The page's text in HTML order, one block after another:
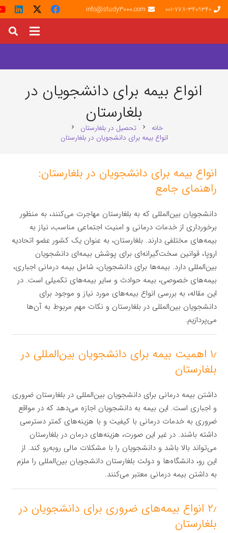
001-778-3409340
info@study3000.com
انواع بیمه برای دانشجویان در
بلغارستان
خانه chevron_right تحصیل در بلغارستان chevron_right
انواع بیمه برای دانشجویان در بلغارستان
انواع بیمه برای دانشجویان در بلغارستان:
راهنمای جامع
دانشجویان بین‌المللی که به بلغارستان مهاجرت می‌کنند، به منظور
برخورداری از خدمات درمانی و امنیت اجتماعی مناسب، نیاز به
بیمه‌های مختلفی دارند. بلغارستان، به عنوان یک کشور عضو اتحادیه
اروپا، قوانین سخت‌گیرانه‌ای برای پوشش بیمه‌ای دانشجویان
بین‌المللی دارد. بیمه‌ها برای دانشجویان، شامل بیمه درمانی اجباری،
بیمه‌های خصوصی، بیمه حوادث و سایر بیمه‌های تکمیلی است. در
این مقاله، به بررسی انواع بیمه‌های مورد نیاز و موجود برای
دانشجویان بین‌المللی در بلغارستان و نکات مهم مربوط به آن‌ها
می‌پردازیم.
۱٫ اهمیت بیمه برای دانشجویان بین‌المللی در
بلغارستان
داشتن بیمه درمانی برای دانشجویان بین‌المللی در بلغارستان ضروری
و اجباری است. این بیمه به دانشجویان اجازه می‌دهد که در مواقع
ضروری به خدمات درمانی با کیفیت و با هزینه‌های کمتر دسترسی
داشته باشند. در غیر این صورت، هزینه‌های درمان در بلغارستان
می‌تواند بالا باشد و دانشجویان را با مشکلات مالی روبه‌رو کند. از
این رو، دانشگاه‌ها و دولت بلغارستان دانشجویان بین‌المللی را ملزم
به داشتن بیمه درمانی معتبر می‌کنند.
۲٫ انواع بیمه‌های ضروری برای دانشجویان در
بلغارستان